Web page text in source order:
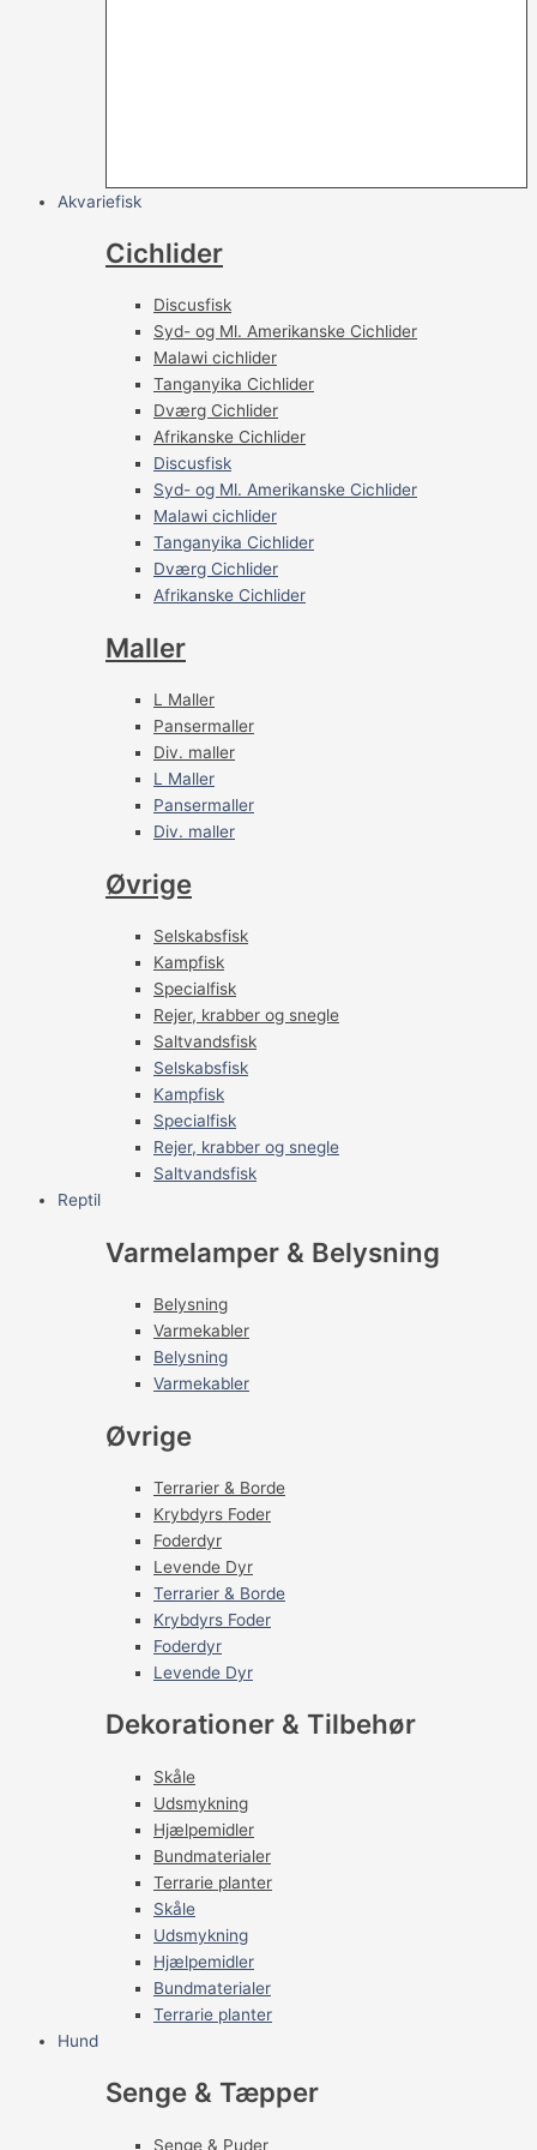
Akvariefisk
Cichlider
Discusfisk
Syd- og Ml. Amerikanske Cichlider
Malawi cichlider
Tanganyika Cichlider
Dværg Cichlider
Afrikanske Cichlider
Discusfisk
Syd- og Ml. Amerikanske Cichlider
Malawi cichlider
Tanganyika Cichlider
Dværg Cichlider
Afrikanske Cichlider
Maller
L Maller
Pansermaller
Div. maller
L Maller
Pansermaller
Div. maller
Øvrige
Selskabsfisk
Kampfisk
Specialfisk
Rejer, krabber og snegle
Saltvandsfisk
Selskabsfisk
Kampfisk
Specialfisk
Rejer, krabber og snegle
Saltvandsfisk
Reptil
Varmelamper & Belysning
Belysning
Varmekabler
Belysning
Varmekabler
Øvrige
Terrarier & Borde
Krybdyrs Foder
Foderdyr
Levende Dyr
Terrarier & Borde
Krybdyrs Foder
Foderdyr
Levende Dyr
Dekorationer & Tilbehør
Skåle
Udsmykning
Hjælpemidler
Bundmaterialer
Terrarie planter
Skåle
Udsmykning
Hjælpemidler
Bundmaterialer
Terrarie planter
Hund
Senge & Tæpper
Senge & Puder